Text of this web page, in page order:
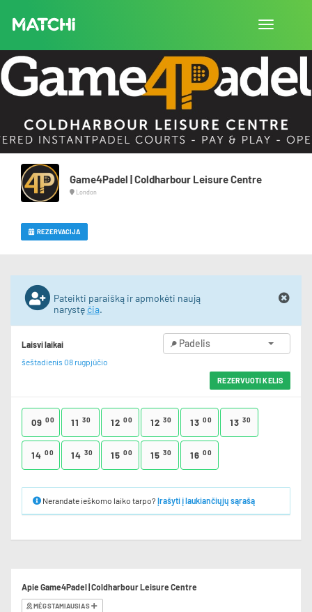
Perjungti
Game4Padel | Coldharbour Leisure Centre
London
REZERVACIJA
Pateikti paraišką ir apmokėti naują
narystę čia.
Laisvi laikai
šeštadienis 08 rugpjūčio
Padelis
REZERVUOTI KELIS
09 00 11 30 12 00 12 30 13 00 13 30
14 00 14 30 15 00 15 30 16 00
Nerandate ieškomo laiko tarpo? Įrašyti į laukiančiųjų sąrašą
Apie Game4Padel | Coldharbour Leisure Centre
MĖGSTAMIAUSIAS